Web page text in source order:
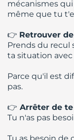
mécanismes
même que tu
👉 Retrouver
Prends du recul
ta situation
Parce qu'il est
pas.
👉 Arrêter de
Tu n'as pas